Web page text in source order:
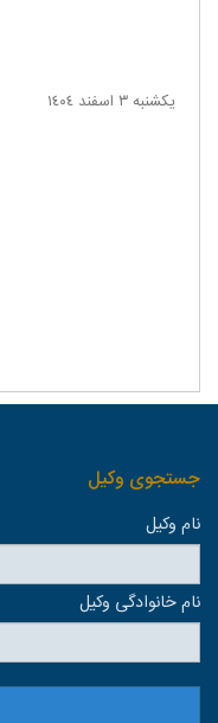
يکشنبه ٣ اسفند ١٤٠٤
جستجوی وكيل
نام وكيل
نام خانوادگی وكيل